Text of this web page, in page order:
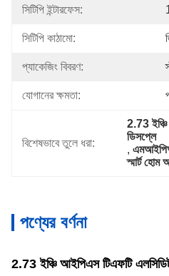
সিটিপি ইন্টারফেস:
সিটিপি কাঠামো:
প্যাকেজিং বিবরণ:
যোগানের ক্ষমতা:
বিশেষভাবে তুলে ধরা:
2.73
ডিসপ্লে
,
স্মার্ট হোম
পণ্যের বর্ণনা
2.73 ইঞ্চি আইপিএস টিএফটি এলসিডি